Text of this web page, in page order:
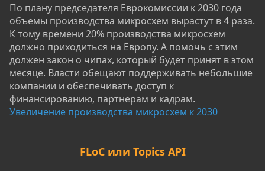
По плану председателя Еврокомиссии к 2030 года
объемы производства микросхем вырастут в 4 раза.
К тому времени 20% производства микросхем
должно приходиться на Европу. А помочь с этим
должен закон о чипах, который будет принят в этом
месяце. Власти обещают поддерживать небольшие
компании и обеспечивать доступ к
финансированию, партнерам и кадрам.
Увеличение производства микросхем к 2030
FLoC или Topics API